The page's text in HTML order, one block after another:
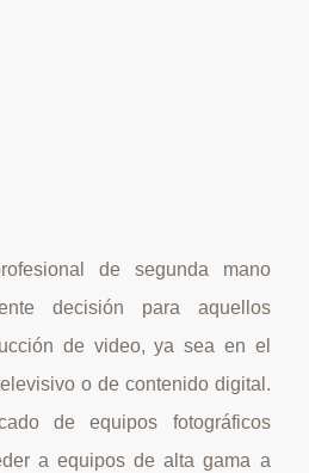
de segunda mano
decisión para aquellos
de video, ya sea en el
o de contenido digital.
de equipos fotográficos
a equipos de alta gama a